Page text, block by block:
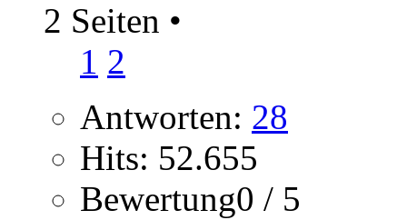
2 Seiten •
1 2
Antworten: 28
Hits: 52.655
Bewertung0 / 5